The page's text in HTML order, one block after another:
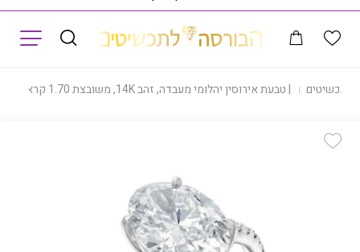
תכשיטים |טבעת אירוסין יהלומי מעבדה, זהב 14K, משובצת 1.70 קראט יהלומים, דגם RDLRB02102